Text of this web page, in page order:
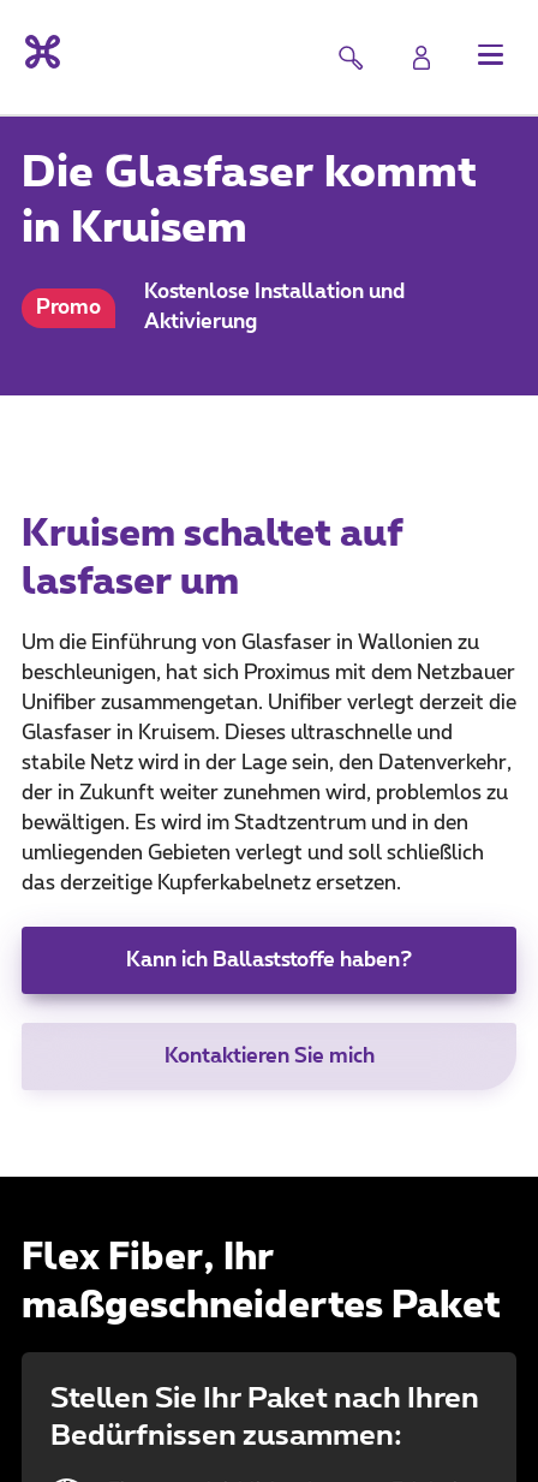
Die Glasfaser kommt
in Kruisem
Promo
Kostenlose Installation und
Aktivierung
Kruisem schaltet auf
lasfaser um
Um die Einführung von Glasfaser in Wallonien zu
beschleunigen, hat sich Proximus mit dem Netzbauer
Unifiber zusammengetan. Unifiber verlegt derzeit die
Glasfaser in Kruisem. Dieses ultraschnelle und
stabile Netz wird in der Lage sein, den Datenverkehr,
der in Zukunft weiter zunehmen wird, problemlos zu
bewältigen. Es wird im Stadtzentrum und in den
umliegenden Gebieten verlegt und soll schließlich
das derzeitige Kupferkabelnetz ersetzen.
Kann ich Ballaststoffe haben?
Kontaktieren Sie mich
Flex Fiber, Ihr
maßgeschneidertes Paket
Stellen Sie Ihr Paket nach Ihren
Bedürfnissen zusammen: